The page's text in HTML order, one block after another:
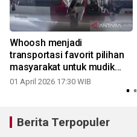
Whoosh menjadi
transportasi favorit pilihan
masyarakat untuk mudik
Lebaran 2026
01 April 2026 17:30 WIB
Berita Terpopuler